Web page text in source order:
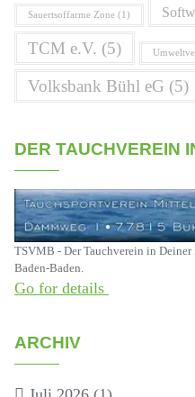
Sauertsoffarme Zone (1)
TCM e.V. (5)
Volksbank Bühl eG (5)
DER TAUCHVEREIN
TSVMB - Der Tauchverein in
Baden-Baden.
Go for details
ARCHIV